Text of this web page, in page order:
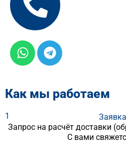
Как мы работаем
1
Заявка
Запрос на расчёт доставки
С вами